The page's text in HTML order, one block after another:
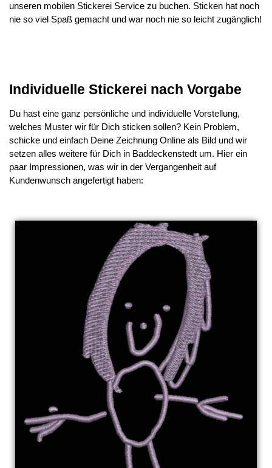
unseren mobilen Stickerei Service zu buchen. Sticken hat noch
nie so viel Spaß gemacht und war noch nie so leicht zugänglich!
Individuelle Stickerei nach Vorgabe
Du hast eine ganz persönliche und individuelle Vorstellung,
welches Muster wir für Dich sticken sollen? Kein Problem,
schicke und einfach Deine Zeichnung Online als Bild und wir
setzen alles weitere für Dich in Baddeckenstedt um. Hier ein
paar Impressionen, was wir in der Vergangenheit auf
Kundenwunsch angefertigt haben: